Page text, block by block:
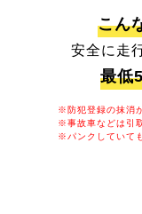
こん
安全に走
最低
※防犯登録の抹消
※事故車などは引
※パンクしていて